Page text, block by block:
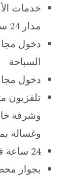
خدمات
مدار 24 ساعة
دخول
السباحة
دخول
تلفزيون
وشرفة
وغسالة
24 ساعة في غرفة الطعام
بجوار